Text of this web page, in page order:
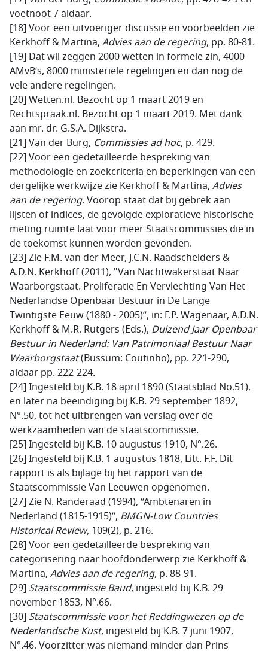
voetnoot 7 aldaar.
[18] Voor een uitvoeriger discussie en voorbeelden zie
Kerkhoff & Martina, Advies aan de regering, pp. 80-81.
[19] Dat wil zeggen 2000 wetten in formele zin, 4000
AMvB’s, 8000 ministeriële regelingen en dan nog de
vele andere regelingen.
[20] Wetten.nl. Bezocht op 1 maart 2019 en
Rechtspraak.nl. Bezocht op 1 maart 2019. Met dank
aan mr. dr. G.S.A. Dijkstra.
[21] Van der Burg, Commissies ad hoc, p. 429.
[22] Voor een gedetailleerde bespreking van
methodologie en zoekcriteria en beperkingen van een
dergelijke werkwijze zie Kerkhoff & Martina, Advies
aan de regering. Voorop staat dat bij gebrek aan
lijsten of indices, de gevolgde exploratieve historische
meting ruimte laat voor meer Staatscommissies die in
de toekomst kunnen worden gevonden.
[23] Zie F.M. van der Meer, J.C.N. Raadschelders &
A.D.N. Kerkhoff (2011), "Van Nachtwakerstaat Naar
Waarborgstaat. Proliferatie En Vervlechting Van Het
Nederlandse Openbaar Bestuur in De Lange
Twintigste Eeuw (1880 - 2005)”, in: F.P. Wagenaar, A.D.N.
Kerkhoff & M.R. Rutgers (Eds.), Duizend Jaar Openbaar
Bestuur in Nederland: Van Patrimoniaal Bestuur Naar
Waarborgstaat(Bussum: Coutinho), pp. 221-290,
aldaar pp. 222-224.
[24] Ingesteld bij K.B. 18 april 1890 (Staatsblad No.51),
en later na beëindiging bij K.B. 29 september 1892,
N°.50, tot het uitbrengen van verslag over de
werkzaamheden van de staatscommissie.
[25] Ingesteld bij K.B. 10 augustus 1910, N°.26.
[26] Ingesteld bij K.B. 1 augustus 1818, Litt. F.F. Dit
rapport is als bijlage bij het rapport van de
Staatscommissie Van Leeuwen opgenomen.
[27] Zie N. Randeraad (1994), “Ambtenaren in
Nederland (1815-1915)”, BMGN-Low Countries
Historical Review, 109(2), p. 216.
[28] Voor een gedetailleerde bespreking van
categorisering naar hoofdonderwerp zie Kerkhoff &
Martina, Advies aan de regering, p. 88-91.
[29] Staatscommissie Baud, ingesteld bij K.B. 29
november 1853, N°.66.
[30] Staatscommissie voor het Reddingwezen op de
Nederlandsche Kust, ingesteld bij K.B. 7 juni 1907,
N°.46. Voorzitter was niemand minder dan Prins